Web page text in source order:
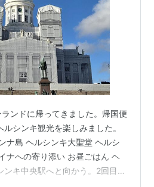
ンドに帰ってきました。帰国便
シンキ観光を楽しみました。
ナ島 ヘルシンキ大聖堂 ヘルシ
ナへの寄り添い お昼ごはん ヘ
キ中央駅へと向かう。2回目な